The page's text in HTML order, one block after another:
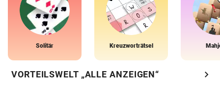
Solitär Kreuzworträtsel
VORTEILSWELT „ALLE ANZEIGEN“ chevron_right